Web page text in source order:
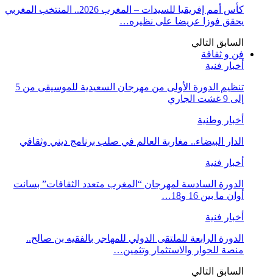
كأس أمم إفريقيا للسيدات – المغرب 2026.. المنتخب المغربي
يحقق فوزا عريضا على نظيره…
السابق التالي
فن و ثقافة
أخبار فنية
تنظيم الدورة الأولى من مهرجان السعيدية للموسيقى من 5
إلى 9 غشت الجاري
أخبار وطنية
الدار البيضاء.. مغاربة العالم في صلب برنامج ديني وثقافي
أخبار فنية
الدورة السادسة لمهرجان “المغرب متعدد الثقافات” بسانت
أوان ما بين 16 و18…
أخبار فنية
الدورة الرابعة للملتقى الدولي للمهاجر بالفقيه بن صالح..
منصة للحوار والاستثمار وتثمين…
السابق التالي